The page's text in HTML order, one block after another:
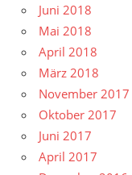
Juni 2018
Mai 2018
April 2018
März 2018
November 2017
Oktober 2017
Juni 2017
April 2017